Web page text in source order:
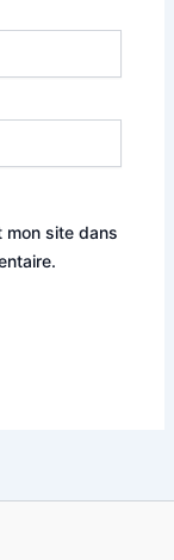
mon site dans